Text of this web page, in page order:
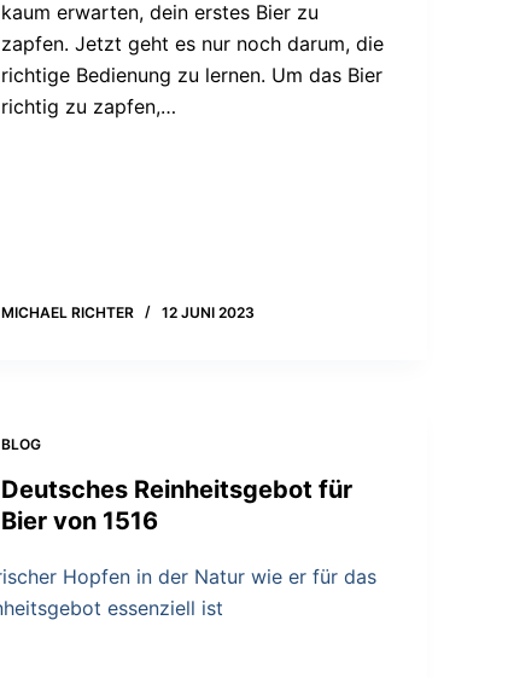
kaum erwarten, dein erstes Bier zu
zapfen. Jetzt geht es nur noch darum, die
richtige Bedienung zu lernen. Um das Bier
richtig zu zapfen,…
MICHAEL RICHTER 12 JUNI 2023
BLOG
Deutsches Reinheitsgebot für
Bier von 1516